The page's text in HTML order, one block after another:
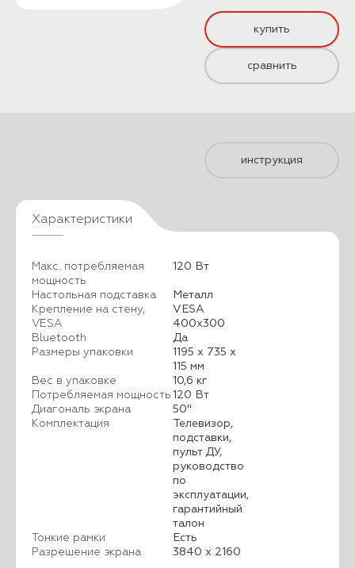
купить
сравнить
инструкция
Характеристики
Макс. потребляемая
мощность
120 Вт
Настольная подставка
Металл
Крепление на стену,
VESA
VESA
400x300
Bluetooth
Да
Размеры упаковки
1195 х 735 х
115 мм
Вес в упаковке
10,6 кг
Потребляемая мощность 120 Вт
Диагональ экрана
50"
Комплектация
Телевизор,
подставки,
пульт ДУ,
руководство
по
эксплуатации,
гарантийный
талон
Тонкие рамки
Есть
Разрешение экрана
3840 x 2160